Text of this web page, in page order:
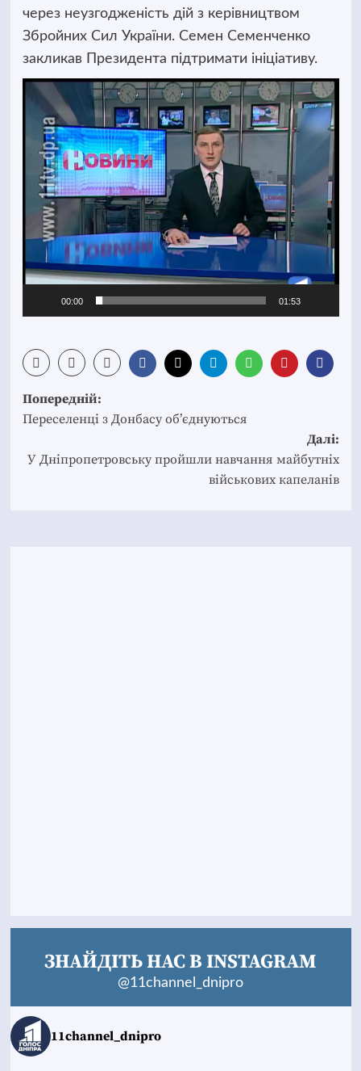
через неузгодженість дій з керівництвом
Збройних Сил України. Семен Семенченко
закликав Президента підтримати ініціативу.
Відеопрогравач
00:00 01:53
Post
navigation
Попередній:
Переселенці з Донбасу об’єднуються
Далі:
У Дніпропетровську пройшли навчання майбутніх
військових капеланів
ЗНАЙДІТЬ НАС В INSTAGRAM
@11channel_dnipro
11channel_dnipro